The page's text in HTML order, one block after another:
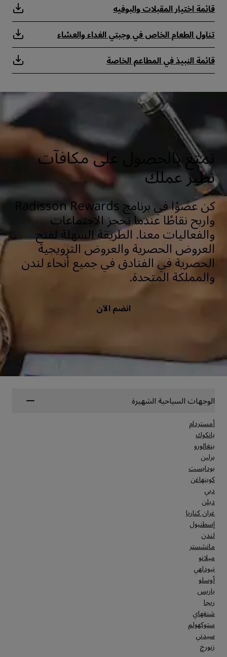
قائمة اختيار المقبلات والبوفيه
تناول الطعام الخاص في وجبتي الغداء والعشاء
قائمة النبيذ في المطاعم الخاصة
تمتع بالحصول على مكافآت
نظير عملك
كن عضوًا في برنامج Radisson Rewards
واربح نقاطًا عندما تحجز الاجتماعات
والفعاليات معنا. الطريقة السهلة لفتح
العروض الحصرية والعروض الترويجية
الحصرية في الفنادق في جميع أنحاء لندن
والمملكة المتحدة.
انضم الآن
الوجهات السياحية الشهيرة
أمستردام
بانكوك
بنغالورو
برلين
بودابست
كوبنهاغن
دبي
دبلن
غران كناريا
إسطنبول
لندن
مانشستر
ميلانو
نيودلهي
أوسلو
باريس
ريجا
شنغهاي
ستوكهولم
سيدني
زيورخ